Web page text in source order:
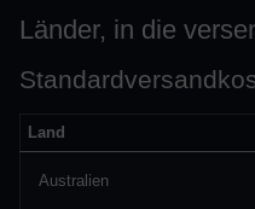
Länder, in die
Land
Australien